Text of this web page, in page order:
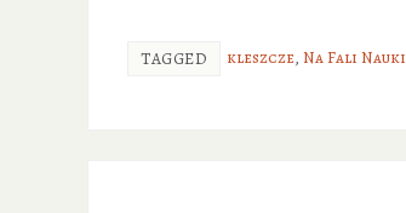
TAGGED kleszcze, Na Fali Nauki